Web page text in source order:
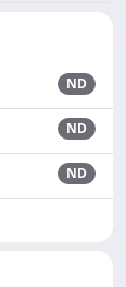
ND
ND
ND